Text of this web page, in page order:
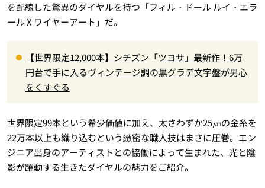
を配線した驚異のダイヤルを持つ「フィル・ドール ルイ・エラ
ール X ワイヤーアート」だ。
【世界限定12,000本】シチズン「ツヨサ」最新作！6万
円台で手に入るヴィンテージ調の黒グラデ文字盤が男心
をくすぐる
世界限定99本という希少価値に加え、太さわずか25㎛の金糸を
22万本以上も織り込むという緻密な職人技はまさに圧巻。エン
ジニア出身のアーティストとの協働によって生まれた、光と陰
影が躍動する生きたダイヤルの魅力をご紹介。